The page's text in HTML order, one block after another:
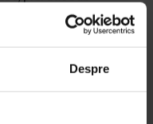
Despre
virane. Mi‑a luat
cartier demolat,
avea un nume. Se